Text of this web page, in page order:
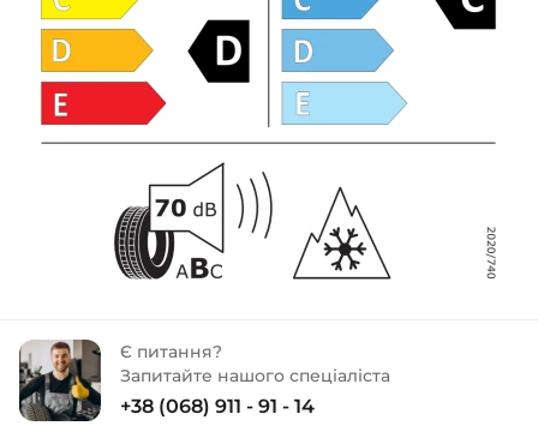
Є питання?
Запитайте нашого спеціаліста
+38 (068) 911 - 91 - 14